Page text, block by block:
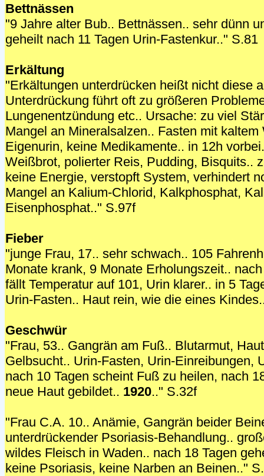
Bettnässen
"9 Jahre alter Bub.. Bettnässen.. sehr dünn
geheilt nach 11 Tagen Urin-Fastenkur.." S.81
Erkältung
"Erkältungen unterdrücken heißt nicht diese
Unterdrückung führt oft zu größeren
Lungenentzündung etc.. Ursache: zu viel
Mangel an Mineralsalzen.. Fasten mit kaltem
Eigenurin, keine Medikamente.. in 12h
Weißbrot, polierter Reis, Pudding, Bisquits..
keine Energie, verstopft System, verhindert
Mangel an Kalium-Chlorid, Kalkphosphat,
Eisenphosphat.." S.97f
Fieber
"junge Frau, 17.. sehr schwach.. 105
Monate krank, 9 Monate Erholungszeit..
fällt Temperatur auf 101, Urin klarer.. in 5
Urin-Fasten.. Haut rein, wie die eines
Geschwür
"Frau, 53.. Gangrän am Fuß.. Blutarmut,
Gelbsucht.. Urin-Fasten, Urin-Einreibungen,
nach 10 Tagen scheint Fuß zu heilen, nach
neue Haut gebildet.. 1920.." S.32f
"Frau C.A. 10.. Anämie, Gangrän beider
unterdrückender Psoriasis-Behandlung..
wildes Fleisch in Waden.. nach 18 Tagen
keine Psoriasis, keine Narben an Beinen.."